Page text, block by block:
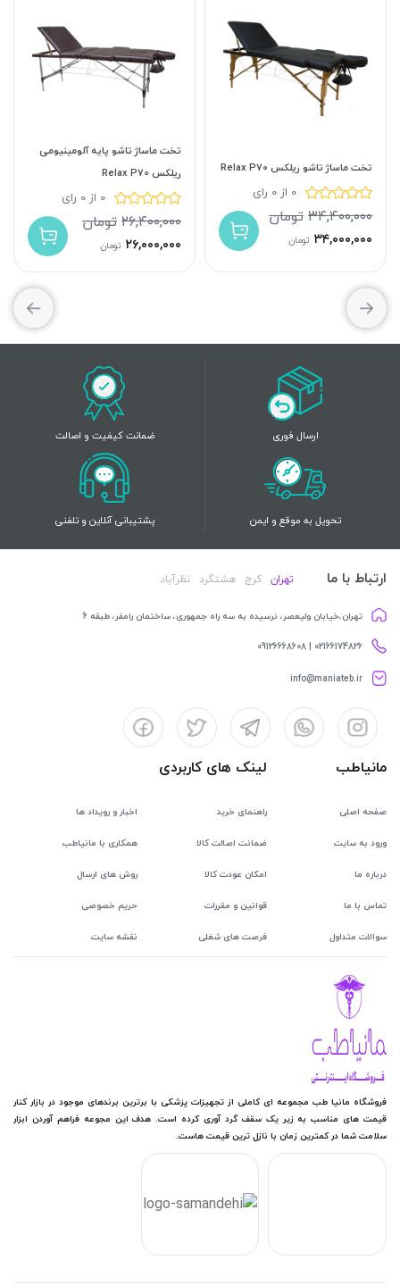
تخت ماساژ تاشو ریلکس Relax P70
0 از 0 رای
۳۴,۴۰۰,۰۰۰تومان
۳۴,۰۰۰,۰۰۰ تومان
تخت ماساژ تاشو پایه آلومینیومی
ریلکس Relax P70
0 از 0 رای
۲۶,۴۰۰,۰۰۰تومان
۲۶,۰۰۰,۰۰۰ تومان
ارسال فوری ضمانت کیفیت و اصالت
تحویل به موقع و ایمن پشتیبانی آنلاین و تلفنی
ارتباط با ما تهران کرج هشتگرد نظرآباد
تهران،خیابان ولیعصر، نرسیده به سه راه جمهوری، ساختمان رامفر، طبقه 6
02166174826 | 09126668608
info@maniateb.ir
مانیاطب
صفحه اصلی
ورود به سایت
درباره ما
تماس با ما
سوالات متداول
لینک های کاربردی
راهنمای خرید اخبار و رویداد ها
ضمانت اصالت کالا همکاری با مانیاطب
امکان عودت کالا روش های ارسال
قوانین و مقررات حریم خصوصی
فرصت های شغلی نقشه سایت
فروشگاه مانیا طب مجموعه ای کاملی از تجهیزات پزشکی با برترین برندهای موجود در بازار کنار
قیمت های مناسب به زیر یک سقف گرد آوری کرده است. هدف این مجوعه فراهم آوردن ابزار
سلامت شما در کمترین زمان با نازل ترین قیمت هاست.